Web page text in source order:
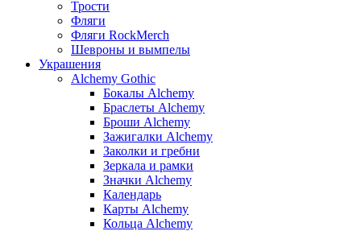
Трости
Фляги
Фляги RockMerch
Шевроны и вымпелы
Украшения
Alchemy Gothic
Бокалы Alchemy
Браслеты Alchemy
Броши Alchemy
Зажигалки Alchemy
Заколки и гребни
Зеркала и рамки
Значки Alchemy
Календарь
Карты Alchemy
Кольца Alchemy